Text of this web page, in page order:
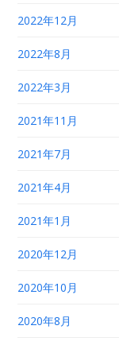
2022年12月
2022年8月
2022年3月
2021年11月
2021年7月
2021年4月
2021年1月
2020年12月
2020年10月
2020年8月